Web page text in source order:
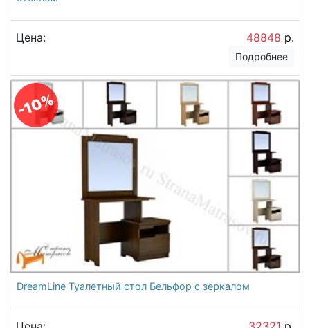
Цена: 48848 р.
Подробнее
-10%
DreamLine Туалетный стол Бельфор с зеркалом